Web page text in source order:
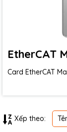
EtherCAT
Card EtherCAT
Xếp theo: